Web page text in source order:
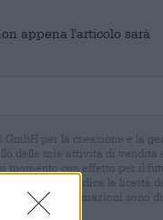
appena l'articolo sarà
per la creazione e la
delle mie attività di vendita
momento con effetto per il
non pregiudica la liceità
Ulteriori informazioni sono